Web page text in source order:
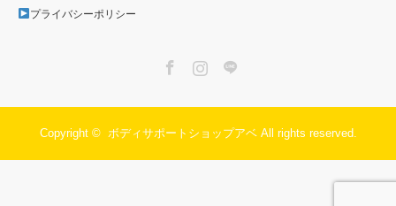
プライバシーポリシー
Copyright © ボディサポートショップアベAll rights reserved.